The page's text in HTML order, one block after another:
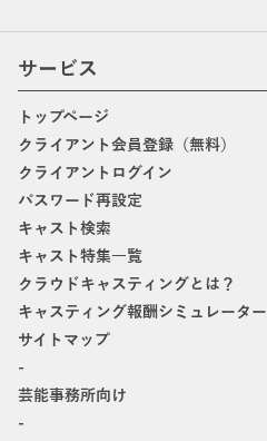
サービス
トップページ
クライアント会員登録（無料）
クライアントログイン
パスワード再設定
キャスト検索
キャスト特集一覧
クラウドキャスティングとは？
キャスティング報酬シミュレーター
サイトマップ
-
芸能事務所向け
-